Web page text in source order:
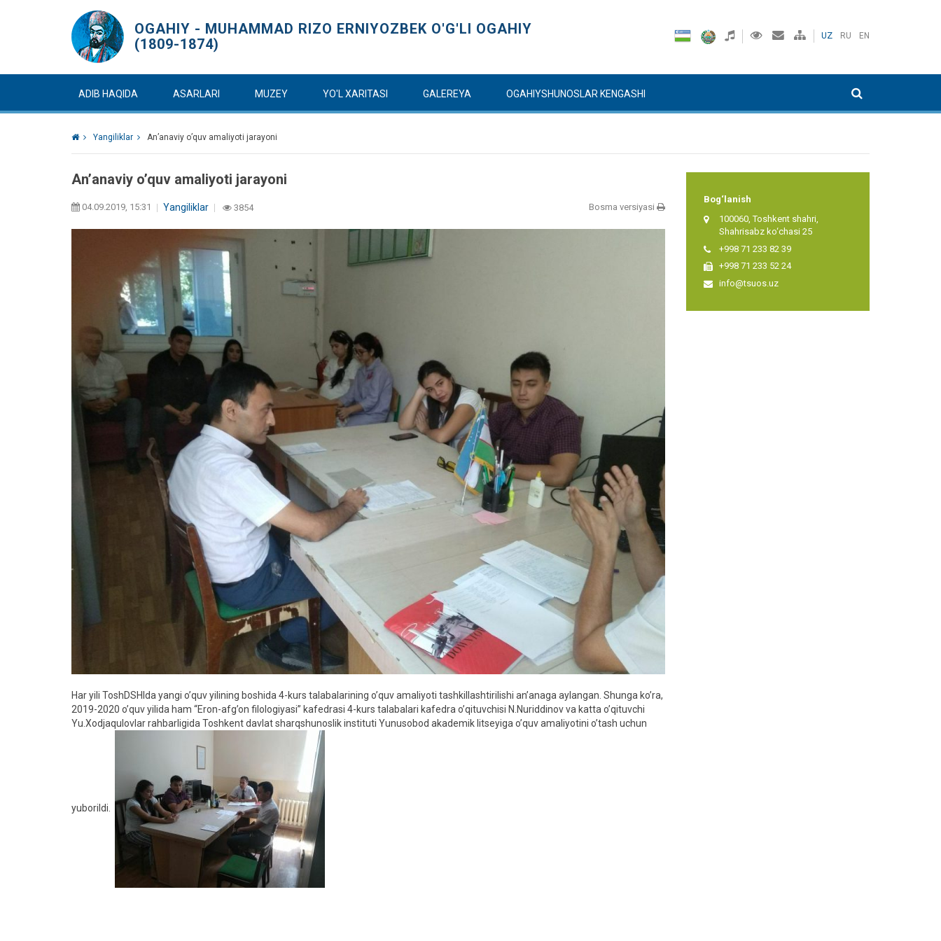
OGAHIY - MUHAMMAD RIZO ERNIYOZBEK O'G'LI OGAHIY
(1809-1874)
UZ RU EN
ADIB HAQIDA ASARLARI MUZEY YO'L XARITASI GALEREYA OGAHIYSHUNOSLAR KENGASHI
Yangiliklar An’anaviy o’quv amaliyoti jarayoni
An’anaviy o’quv amaliyoti jarayoni
04.09.2019, 15:31 Yangiliklar 3854 Bosma versiyasi
Har yili ToshDSHIda yangi o’quv yilining boshida 4-kurs talabalarining o’quv amaliyoti tashkillashtirilishi an’anaga aylangan. Shunga ko’ra,
2019-2020 o’quv yilida ham “Eron-afg’on filologiyasi” kafedrasi 4-kurs talabalari kafedra o’qituvchisi N.Nuriddinov va katta o’qituvchi
Yu.Xodjaqulovlar rahbarligida Toshkent davlat sharqshunoslik instituti Yunusobod akademik litseyiga o’quv amaliyotini o’tash uchun
yuborildi.
Bog‘lanish
100060, Toshkent shahri,
Shahrisabz ko‘chasi 25
+998 71 233 82 39
+998 71 233 52 24
info@tsuos.uz